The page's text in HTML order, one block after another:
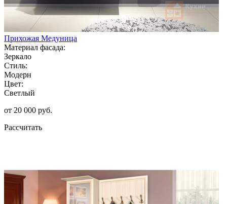
Прихожая Медуница
Материал фасада:
Зеркало
Стиль:
Модерн
Цвет:
Светлый
от 20 000 руб.
Рассчитать